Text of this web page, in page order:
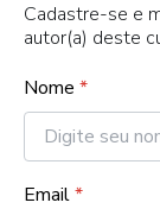
Cadastre-se e
autor(a) deste
Nome *
Email*